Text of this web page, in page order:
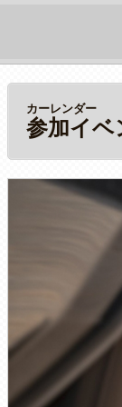
カーレンダー
参加イベ